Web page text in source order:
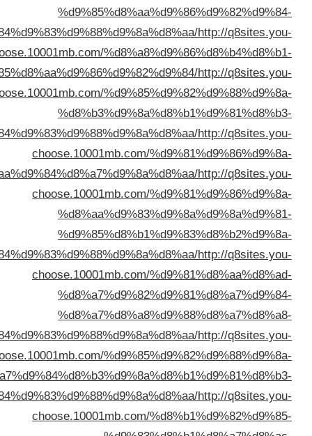
choose.10001mb.com/
choose.10001mb.com/
choose.10001mb.com/
choose.10001mb.com/
choose.10001mb.com/
choose.10001mb.com/
choose.10001mb.com/